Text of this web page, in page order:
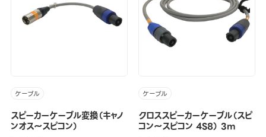
ケーブル
スピーカーケーブル変換（キャノ
ンオス～スピコン）
ケーブル
クロススピーカーケーブル（スピ
コン～スピコン 4S8） 3m